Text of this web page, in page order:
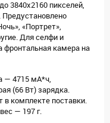
3840х2160 пикселей,
«Портрет»,
Для селфи и
фронтальная камера на
— 4715 мА*ч,
(66 Вт) зарядка.
в комплекте поставки.
— 197 г.